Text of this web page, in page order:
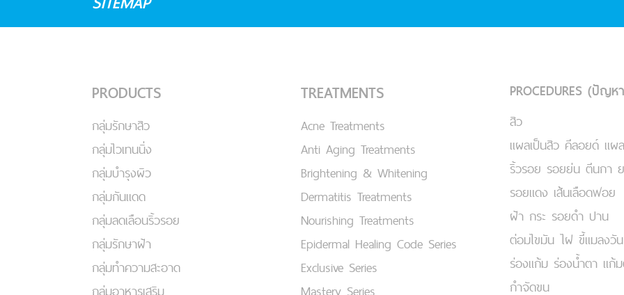
PRODUCTS
กลุ่มรักษาสิว
กลุ่มไวเทนนิ่ง
กลุ่มบำรุงผิว
กลุ่มกันแดด
กลุ่มลดเลือนริ้วรอย
กลุ่มรักษาฝ้า
กลุ่มทำความสะอาด
TREATMENTS
Acne Treatments
Anti Aging Treatments
Brightening & Whitening
Dermatitis Treatments
Nourishing Treatments
Epidermal Healing Code Series
Exclusive Series
PROCEDURES (ปัญห
สิว
แผลเป็นสิว คีลอยด์ แผ
ริ้วรอย รอยย่น ตีนกา
รอยแดง เส้นเลือดฟอย
ฝ้า กระ รอยดำ ปาน
ต่อมไขมัน ไฝ ขี้แมลงวั
ร่องแก้ม ร่องน้ำตา แก้
กำจัดขน